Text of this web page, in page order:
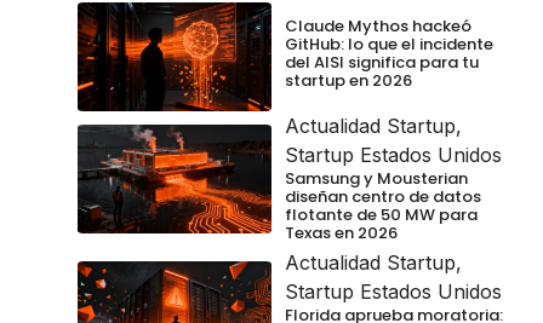
Claude Mythos hackeó
GitHub: lo que el incidente
del AISI significa para tu
startup en 2026
Actualidad Startup,
Startup Estados Unidos
Samsung y Mousterian
diseñan centro de datos
flotante de 50 MW para
Texas en 2026
Actualidad Startup,
Startup Estados Unidos
Florida aprueba moratoria: